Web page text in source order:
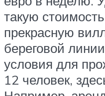
такую
прекрасную
береговой
условия для
12 человек,